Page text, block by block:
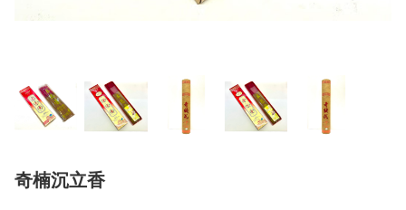
奇楠沉立香